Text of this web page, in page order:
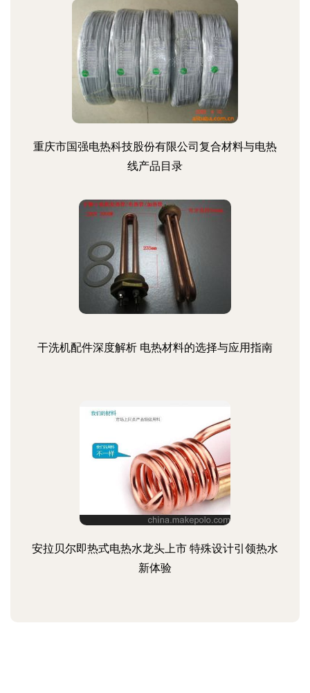
重庆市国强电热科技股份有限公司复合材料与电热
线产品目录
干洗机配件深度解析 电热材料的选择与应用指南
安拉贝尔即热式电热水龙头上市 特殊设计引领热水
新体验